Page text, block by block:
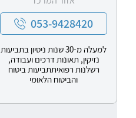
053-9428420
למעלה מ-30 שנות ניסיון בתביעות
נזיקין, תאונות דרכים ועבודה,
רשלנות רפואיתתביעות ביטוח
והביטוח הלאומי